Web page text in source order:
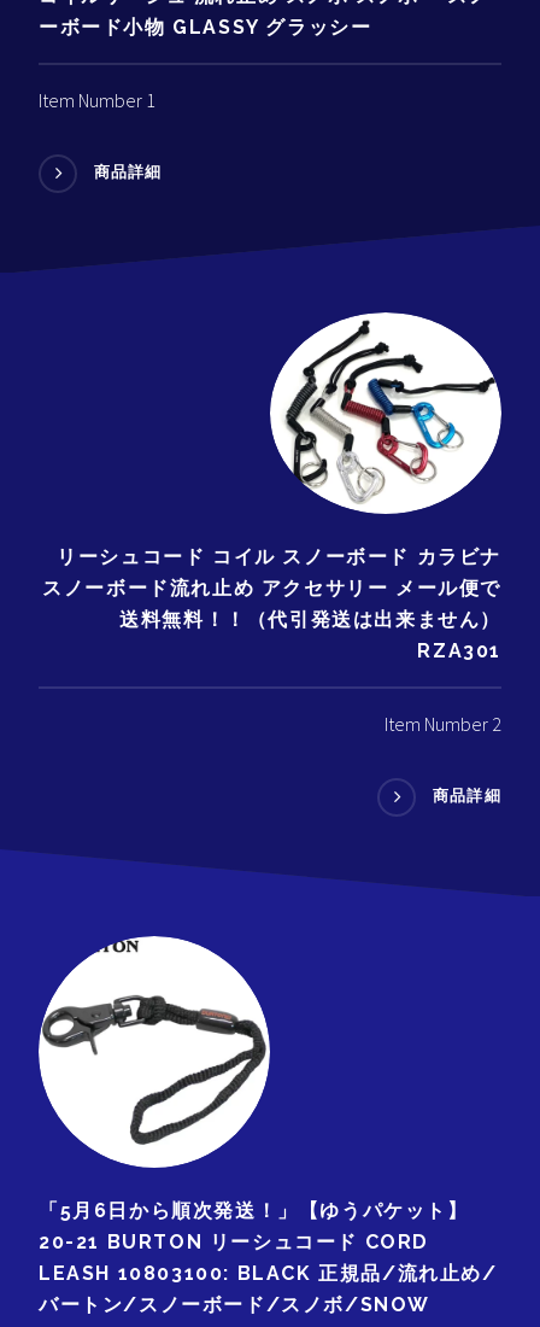
ーボード小物 GLASSY グラッシー
Item Number 1
商品詳細
リーシュコード コイル スノーボード カラビナ
スノーボード流れ止め アクセサリー メール便で
送料無料！！（代引発送は出来ません）
RZA301
Item Number 2
商品詳細
「5月6日から順次発送！」【ゆうパケット】
20-21 BURTON リーシュコード CORD
LEASH 10803100: BLACK 正規品/流れ止め/
バートン/スノーボード/スノボ/SNOW